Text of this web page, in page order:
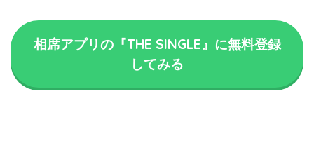
相席アプリの『THE SINGLE』に無料登録
してみる